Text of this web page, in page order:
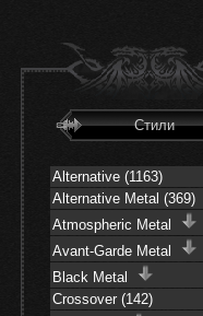
Стили
Alternative (1163)
Alternative Metal (369)
Atmospheric Metal
Avant-Garde Metal
Black Metal
Crossover (142)